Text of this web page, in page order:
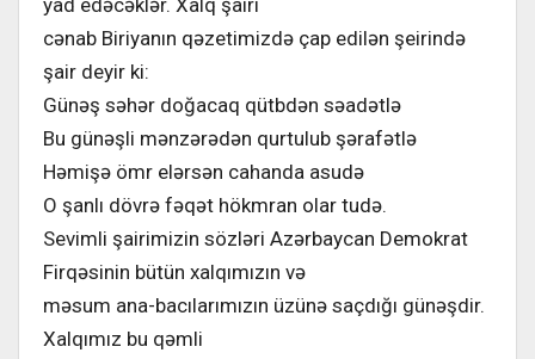
yad edəcəklər. Xalq şairi
cənab Biriyanın qəzetimizdə çap edilən şeirində
şair deyir ki:
Günəş səhər doğacaq qütbdən səadətlə
Bu günəşli mənzərədən qurtulub şərafətlə
Həmişə ömr elərsən cahanda asudə
O şanlı dövrə fəqət hökmran olar tudə.
Sevimli şairimizin sözləri Azərbaycan Demokrat
Firqəsinin bütün xalqımızın və
məsum ana-bacılarımızın üzünə saçdığı günəşdir.
Xalqımız bu qəmli